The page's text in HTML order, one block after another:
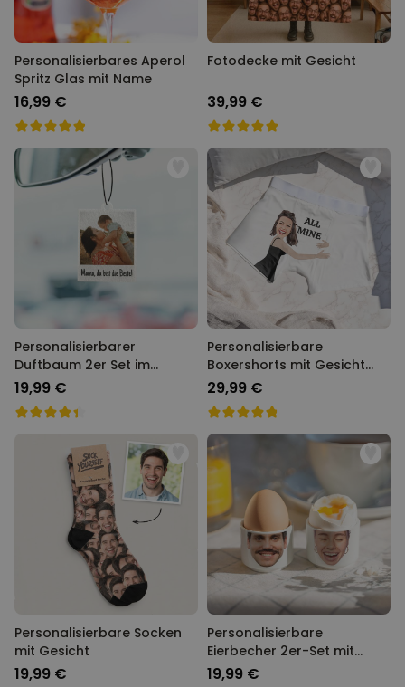
Personalisierbares Aperol
Spritz Glas mit Name
16,99 €
Fotodecke mit Gesicht
39,99 €
Personalisierbarer
Duftbaum 2er Set im
Polaroid-Look
19,99 €
Personalisierbare
Boxershorts mit Gesicht
und Text
29,99 €
Personalisierbare Socken
mit Gesicht
19,99 €
Personalisierbare
Eierbecher 2er-Set mit
Gesicht
19,99 €